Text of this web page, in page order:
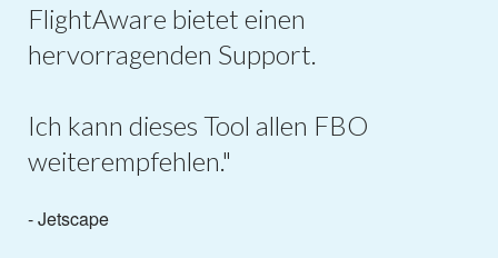
FlightAware bietet einen
hervorragenden Support.
Ich kann dieses Tool allen FBO
weiterempfehlen."
- Jetscape